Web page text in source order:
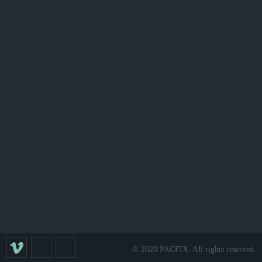
© 2020 PACFIX. All rights reserved.